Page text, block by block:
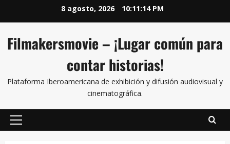
8 agosto, 2026 10:11:15 PM
Filmakersmovie – ¡Lugar común para
contar historias!
Plataforma Iberoamericana de exhibición y difusión audiovisual y
cinematográfica.